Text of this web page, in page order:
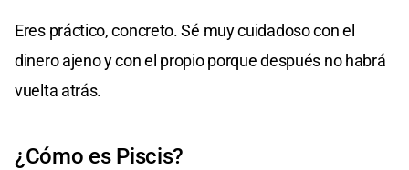
Eres práctico, concreto. Sé muy cuidadoso con el
dinero ajeno y con el propio porque después no habrá
vuelta atrás.
¿Cómo es Piscis?